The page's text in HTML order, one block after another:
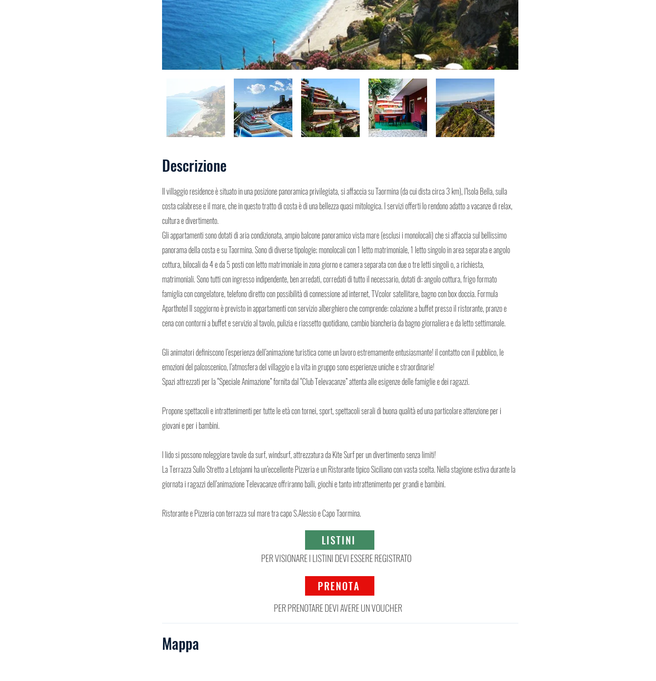
Descrizione
Il villaggio residence è situato in una posizione panoramica privilegiata, si affaccia su Taormina (da cui dista circa 3 km), l’Isola Bella, sulla
costa calabrese e il mare, che in questo tratto di costa è di una bellezza quasi mitologica. I servizi offerti lo rendono adatto a vacanze di relax,
cultura e divertimento.
Gli appartamenti sono dotati di aria condizionata, ampio balcone panoramico vista mare (esclusi i monolocali) che si affaccia sul bellissimo
panorama della costa e su Taormina. Sono di diverse tipologie; monolocali con 1 letto matrimoniale, 1 letto singolo in area separata e angolo
cottura, bilocali da 4 e da 5 posti con letto matrimoniale in zona giorno e camera separata con due o tre letti singoli o, a richiesta,
matrimoniali. Sono tutti con ingresso indipendente, ben arredati, corredati di tutto il necessario, dotati di: angolo cottura, frigo formato
famiglia con congelatore, telefono diretto con possibilità di connessione ad internet, TVcolor satellitare, bagno con box doccia. Formula
Aparthotel Il soggiorno è previsto in appartamenti con servizio alberghiero che comprende: colazione a buffet presso il ristorante, pranzo e
cena con contorni a buffet e servizio al tavolo, pulizia e riassetto quotidiano, cambio biancheria da bagno giornaliera e da letto settimanale.
Gli animatori definiscono l’esperienza dell’animazione turistica come un lavoro estremamente entusiasmante! il contatto con il pubblico, le
emozioni del palcoscenico, l’atmosfera del villaggio e la vita in gruppo sono esperienze uniche e straordinarie!
Spazi attrezzati per la “Speciale Animazione” fornita dal “Club Televacanze” attenta alle esigenze delle famiglie e dei ragazzi.
Propone spettacoli e intrattenimenti per tutte le età con tornei, sport, spettacoli serali di buona qualità ed una particolare attenzione per i
giovani e per i bambini.
l lido si possono noleggiare tavole da surf, windsurf, attrezzatura da Kite Surf per un divertimento senza limiti!
La Terrazza Sullo Stretto a Letojanni ha un’eccellente Pizzeria e un Ristorante tipico Siciliano con vasta scelta. Nella stagione estiva durante la
giornata i ragazzi dell’animazione Televacanze offriranno balli, giochi e tanto intrattenimento per grandi e bambini.
Ristorante e Pizzeria con terrazza sul mare tra capo S.Alessio e Capo Taormina.
LISTINI
PER VISIONARE I LISTINI DEVI ESSERE REGISTRATO
PRENOTA
PER PRENOTARE DEVI AVERE UN VOUCHER
Mappa